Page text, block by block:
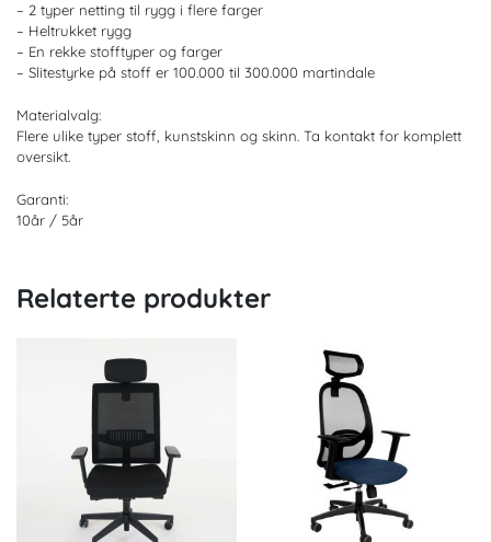
– 2 typer netting til rygg i flere farger
– Heltrukket rygg
– En rekke stofftyper og farger
– Slitestyrke på stoff er 100.000 til 300.000 martindale
Materialvalg:
Flere ulike typer stoff, kunstskinn og skinn. Ta kontakt for komplett
oversikt.
Garanti:
10år / 5år
Relaterte produkter